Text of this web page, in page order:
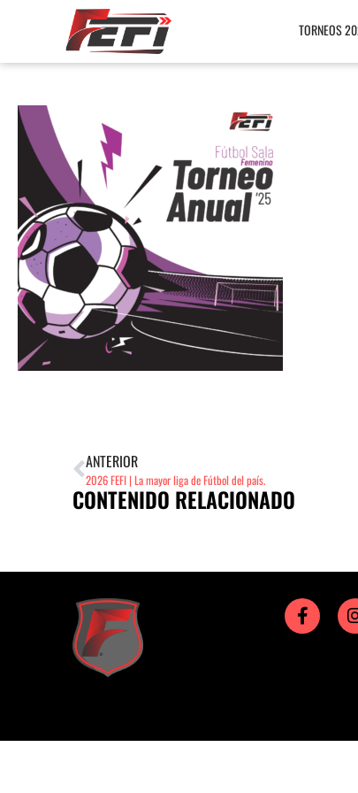
TORNEOS
ANTERIOR
2026 FEFI | La mayor liga de Fútbol del país.
CONTENIDO RELACIONADO